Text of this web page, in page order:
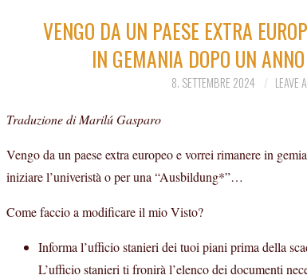
VENGO DA UN PAESE EXTRA
IN GEMANIA DOPO UN
8. SETTEMBRE 2024 LEAVE
Traduzione di Marilú Gasparo
Vengo da un paese extra europeo e vorrei rimanere in
iniziare l’univeristà o per una “Ausbildung*”…
Come faccio a modificare il mio Visto?
Informa l’ufficio stanieri dei tuoi piani prima della
L’ufficio stanieri ti fronirà l’elenco dei documenti